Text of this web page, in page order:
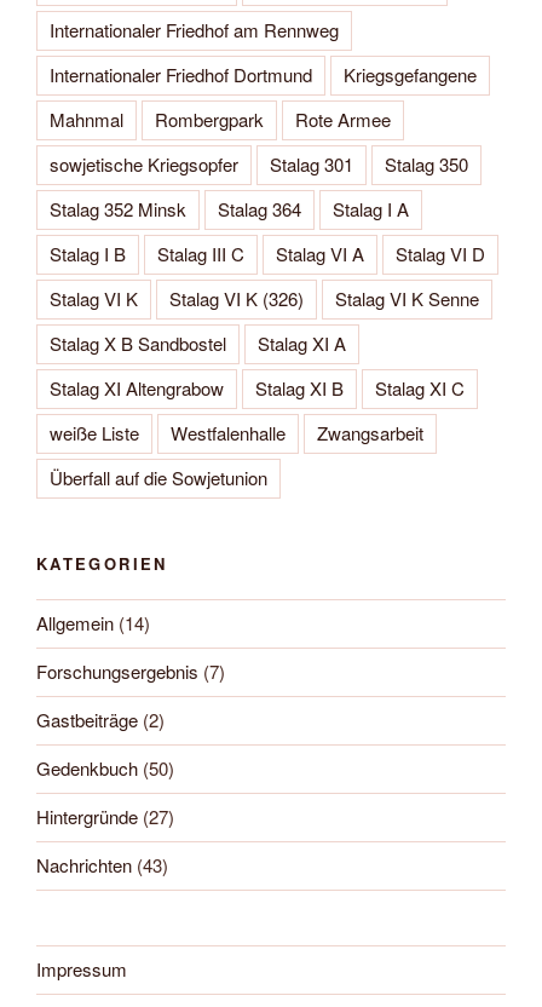
Internationaler Friedhof am Rennweg
Internationaler Friedhof Dortmund
Kriegsgefangene
Mahnmal
Rombergpark
Rote Armee
sowjetische Kriegsopfer
Stalag 301
Stalag 350
Stalag 352 Minsk
Stalag 364
Stalag I A
Stalag I B
Stalag III C Stalag VI A
Stalag VI D
Stalag VI K
Stalag VI K (326)
Stalag VI K Senne
Stalag X B Sandbostel
Stalag XI A
Stalag XI Altengrabow
Stalag XI B
Stalag XI C
weiße Liste
Westfalenhalle
Zwangsarbeit
Überfall auf die Sowjetunion
KATEGORIEN
Allgemein (14)
Forschungsergebnis (7)
Gastbeiträge (2)
Gedenkbuch (50)
Hintergründe (27)
Nachrichten (43)
Impressum